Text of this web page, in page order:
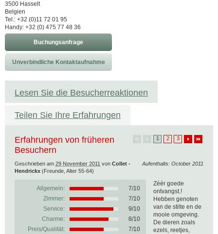
3500 Hasselt
Belgien
Tel.: +32 (0)11 72 01 95
Handy: +32 (0) 475 77 48 36
Buchungsanfrage
Unverbindliche Kontaktaufnahme
Lesen Sie die Besucherreaktionen
Teilen Sie Ihre Erfahrungen
1 2 3
Erfahrungen von früheren
Besuchern
Aufenthalts: October 2011
Geschrieben am 29 November 2011 von Collet -
Hendrickx (Freunde, Alter 55-64)
Allgemein: 7/10
Zimmer:
7/10
Service:
9/10
Charme:
8/10
Preis/Qualität:
7/10
Zéér goede
ontvangst.!
Hebben genoten
van de stilte en de
mooie omgeving.
De dieren zoals
ezels, reetjes,